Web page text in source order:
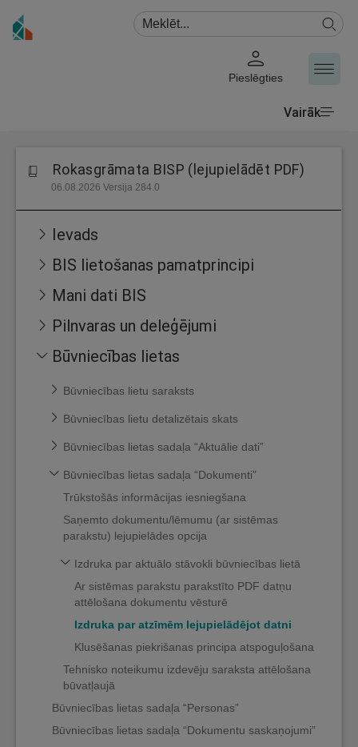
Pieslēgties
Vairāk
Rokasgrāmata BISP (lejupielādēt PDF)
06.08.2026 Versija 284.0
Ievads
BIS lietošanas pamatprincipi
Mani dati BIS
Pilnvaras un deleģējumi
Būvniecības lietas
Būvniecības lietu saraksts
Būvniecības lietu detalizētais skats
Būvniecības lietas sadaļa “Aktuālie dati”
Būvniecības lietas sadaļa “Dokumenti”
Trūkstošās informācijas iesniegšana
Saņemto dokumentu/lēmumu (ar sistēmas
parakstu) lejupielādes opcija
Izdruka par aktuālo stāvokli būvniecības lietā
Ar sistēmas parakstu parakstīto PDF datņu
attēlošana dokumentu vēsturē
Izdruka par atzīmēm lejupielādējot datni
Klusēšanas piekrišanas principa atspoguļošana
Tehnisko noteikumu izdevēju saraksta attēlošana
būvatļaujā
Būvniecības lietas sadaļa “Personas”
Būvniecības lietas sadaļa “Dokumentu saskaņojumi”